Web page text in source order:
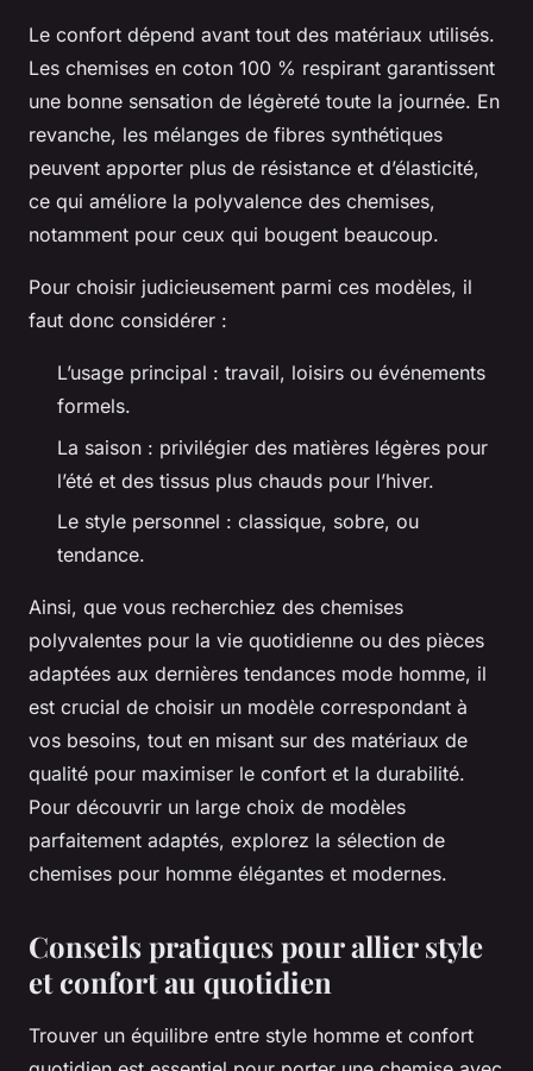
Le confort dépend avant tout des matériaux utilisés.
Les chemises en coton 100 % respirant garantissent
une bonne sensation de légèreté toute la journée. En
revanche, les mélanges de fibres synthétiques
peuvent apporter plus de résistance et d’élasticité,
ce qui améliore la polyvalence des chemises,
notamment pour ceux qui bougent beaucoup.
Pour choisir judicieusement parmi ces modèles, il
faut donc considérer :
L’usage principal : travail, loisirs ou événements
formels.
La saison : privilégier des matières légères pour
l’été et des tissus plus chauds pour l’hiver.
Le style personnel : classique, sobre, ou
tendance.
Ainsi, que vous recherchiez des chemises
polyvalentes pour la vie quotidienne ou des pièces
adaptées aux dernières tendances mode homme, il
est crucial de choisir un modèle correspondant à
vos besoins, tout en misant sur des matériaux de
qualité pour maximiser le confort et la durabilité.
Pour découvrir un large choix de modèles
parfaitement adaptés, explorez la sélection de
chemises pour homme élégantes et modernes.
Conseils pratiques pour allier style
et confort au quotidien
Trouver un équilibre entre style homme et confort